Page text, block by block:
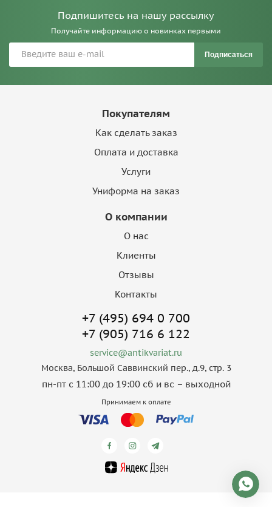
Подпишитесь на нашу рассылку
Получайте информацию о новинках первыми
Подписаться
Покупателям
Как сделать заказ
Оплата и доставка
Услуги
Униформа на заказ
О компании
О нас
Клиенты
Отзывы
Контакты
+7 (495) 694 0 700
+7 (905) 716 6 122
service@antikvariat.ru
Москва, Большой Саввинский пер., д.9, стр. 3
пн-пт с 11:00 до 19:00 сб и вс – выходной
Принимаем к оплате